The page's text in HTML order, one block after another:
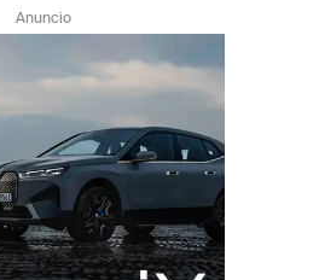
Anuncio